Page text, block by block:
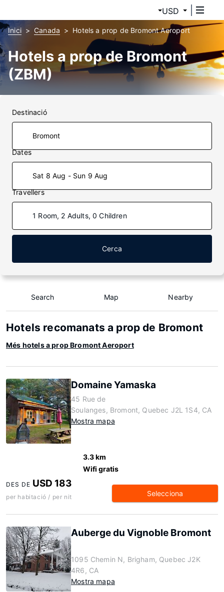
USD
Inici Canada Hotels a prop de Bromont Aeroport
Hotels a prop de Bromont
(ZBM)
Destinació
Dates
Sat 8 Aug - Sun 9 Aug
Travellers
1 Room, 2 Adults, 0 Children
Cerca
Search Map Nearby
Hotels recomanats a prop de Bromont
Més hotels a prop Bromont Aeroport
Domaine Yamaska
45 Rue de
Soulanges, Bromont, Quebec J2L 1S4, CA
Mostra mapa
3.3 km
Wifi gratis
DES DE USD 183
per habitació / per nit Selecciona
Auberge du Vignoble Bromont
1095 Chemin N, Brigham, Quebec J2K
4R6, CA
Mostra mapa